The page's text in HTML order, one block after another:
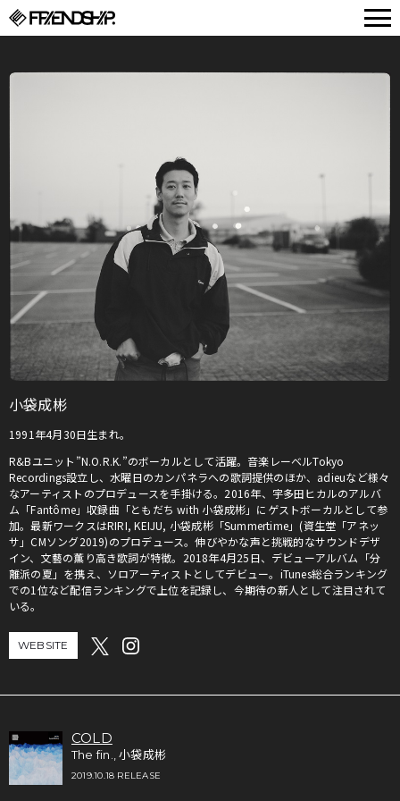
小袋成彬
1991年4月30日生まれ。
R&Bユニット”N.O.R.K.”のボーカルとして活躍。音楽レーベルTokyo
Recordings設立し、水曜日のカンパネラへの歌詞提供のほか、adieuなど様々
なアーティストのプロデュースを手掛ける。2016年、宇多田ヒカルのアルバ
ム「Fantôme」収録曲「ともだち with 小袋成彬」にゲストボーカルとして参
加。最新ワークスはRIRI, KEIJU, 小袋成彬「Summertime」(資生堂「アネッ
サ」CMソング2019)のプロデュース。伸びやかな声と挑戦的なサウンドデザ
イン、文藝の薫り高き歌詞が特徴。2018年4月25日、デビューアルバム「分
離派の夏」を携え、ソロアーティストとしてデビュー。iTunes総合ランキング
での1位など配信ランキングで上位を記録し、今期待の新人として注目されて
いる。
WEBSITE
COLD
The fin., 小袋成彬
2019.10.18 RELEASE